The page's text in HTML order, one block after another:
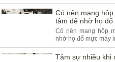
Có nên mang
tâm để nhờ họ
Có nên mang hộp
nhờ họ đổ mực máy
Tâm sự nhiều khi